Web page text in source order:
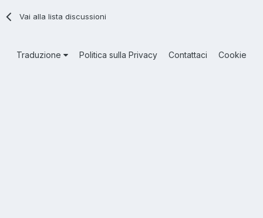
Vai alla lista discussioni
Traduzione Politica sulla Privacy Contattaci Cookie